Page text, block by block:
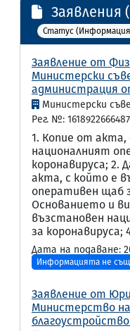
Заявления
Статус
Заявление от
Министерски
администрация
Министерски
Рег. №:
1. Копие от
националният
коронавируса; 2.
акта, с който е
оперативен щаб
Основанието и
възстановен
за коронавируса;
Дата на подаване:
Информацията не
Заявление от
Министерство